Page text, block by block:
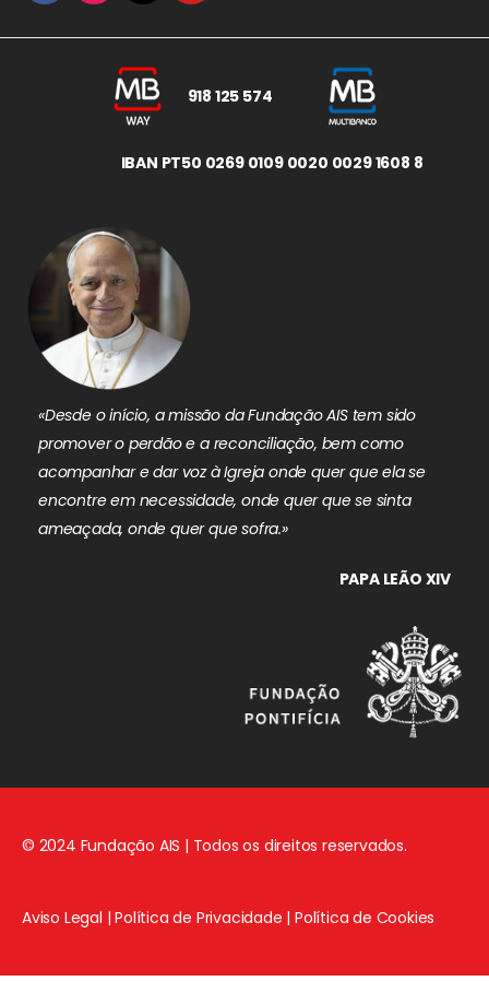
918 125 574
IBAN PT50 0269 0109 0020 0029 1608 8
«Desde o início, a missão da Fundação AIS tem sido
promover o perdão e a reconciliação, bem como
acompanhar e dar voz à Igreja onde quer que ela se
encontre em necessidade, onde quer que se sinta
ameaçada, onde quer que sofra.»
PAPA LEÃO XIV
© 2024 Fundação AIS | Todos os direitos reservados.
Aviso Legal |Política de Privacidade |Política de Cookies